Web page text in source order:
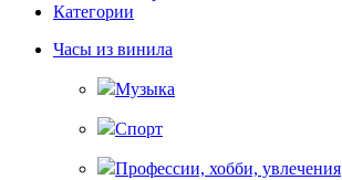
Категории
Часы из винила
Музыка
Спорт
Профессии, хобби, увлечения